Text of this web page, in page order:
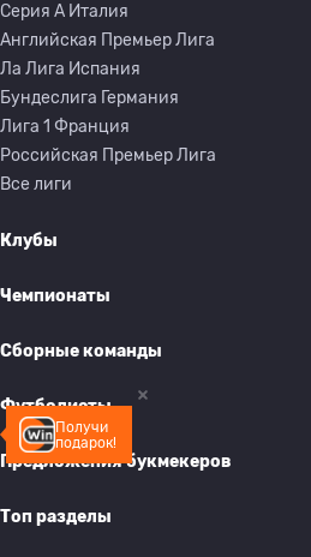
Получи
подарок!
Серия A Италия
Английская Премьер Лига
Ла Лига Испания
Бундеслига Германия
Лига 1 Франция
Российская Премьер Лига
Все лиги
Клубы
Чемпионаты
Сборные команды
Футболисты
Предложения букмекеров
Топ разделы